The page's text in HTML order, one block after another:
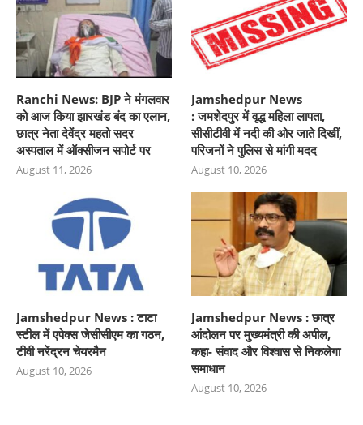
Ranchi News: BJP ने मंगलवार
को आज किया झारखंड बंद का एलान,
छात्र नेता देवेंद्र महतो सदर
अस्पताल में ऑक्सीजन सपोर्ट पर
August 11, 2026
Jamshedpur News
: जमशेदपुर में वृद्ध महिला लापता,
सीसीटीवी में नदी की ओर जाते दिखीं,
परिजनों ने पुलिस से मांगी मदद
August 10, 2026
Jamshedpur News : टाटा
स्टील में एपेक्स जेसीसीएम का गठन,
टीवी नरेंद्रन चेयरमैन
August 10, 2026
Jamshedpur News : छात्र
आंदोलन पर मुख्यमंत्री की अपील,
कहा- संवाद और विश्वास से निकलेगा
समाधान
August 10, 2026